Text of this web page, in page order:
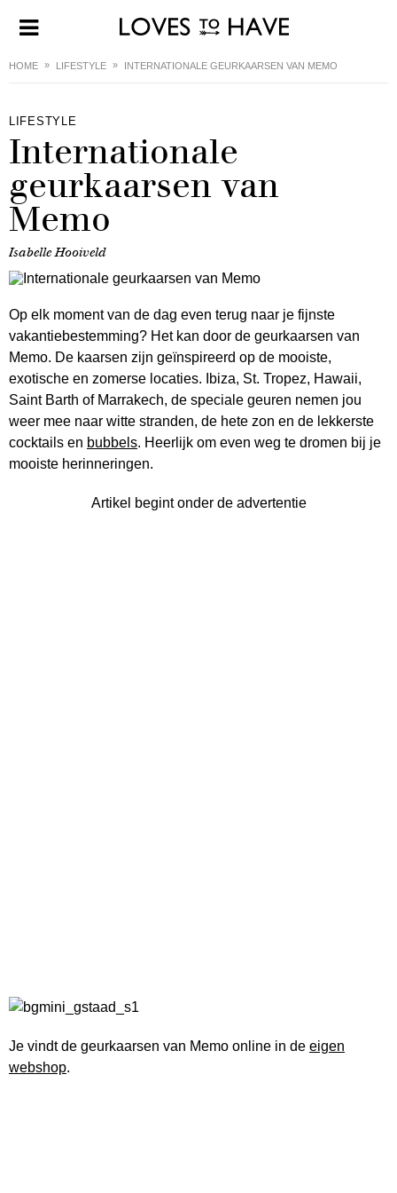
HOME LIFESTYLE INTERNATIONALE GEURKAARSEN VAN MEMO
LIFESTYLE
Internationale
geurkaarsen van
Memo
Isabelle Hooiveld
Op elk moment van de dag even terug naar je fijnste
vakantiebestemming? Het kan door de geurkaarsen van
Memo. De kaarsen zijn geïnspireerd op de mooiste,
exotische en zomerse locaties. Ibiza, St. Tropez, Hawaii,
Saint Barth of Marrakech, de speciale geuren nemen jou
weer mee naar witte stranden, de hete zon en de lekkerste
cocktails en bubbels. Heerlijk om even weg te dromen bij je
mooiste herinneringen.
Artikel begint onder de advertentie
Je vindt de geurkaarsen van Memo online in de eigen
webshop.